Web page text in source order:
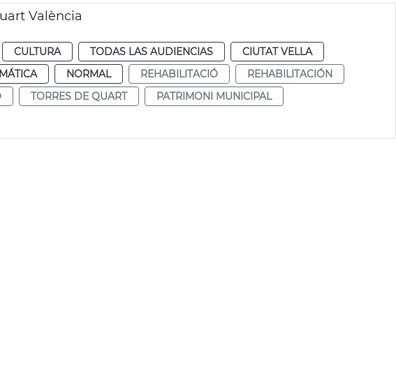
València
CULTURA TODAS LAS AUDIENCIAS
CIUTAT VELLA
NORMAL REHABILITACIÓ
REHABILITACIÓN
TORRES DE QUART
PATRIMONI MUNICIPAL